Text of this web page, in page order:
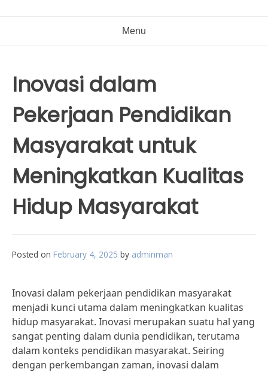
Menu
Inovasi dalam
Pekerjaan Pendidikan
Masyarakat untuk
Meningkatkan Kualitas
Hidup Masyarakat
Posted on February 4, 2025 by adminman
Inovasi dalam pekerjaan pendidikan masyarakat
menjadi kunci utama dalam meningkatkan kualitas
hidup masyarakat. Inovasi merupakan suatu hal yang
sangat penting dalam dunia pendidikan, terutama
dalam konteks pendidikan masyarakat. Seiring
dengan perkembangan zaman, inovasi dalam